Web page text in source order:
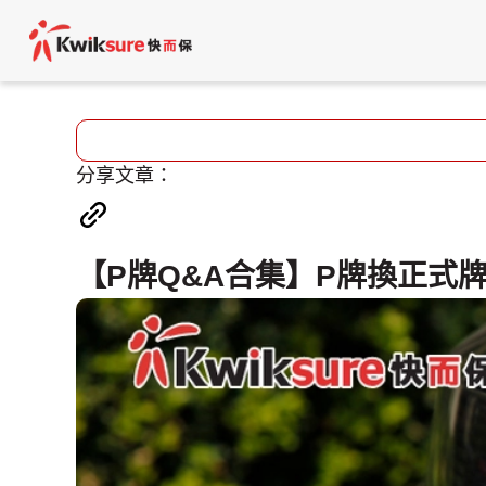
分享文章：
【P牌Q&A合集】P牌換正式